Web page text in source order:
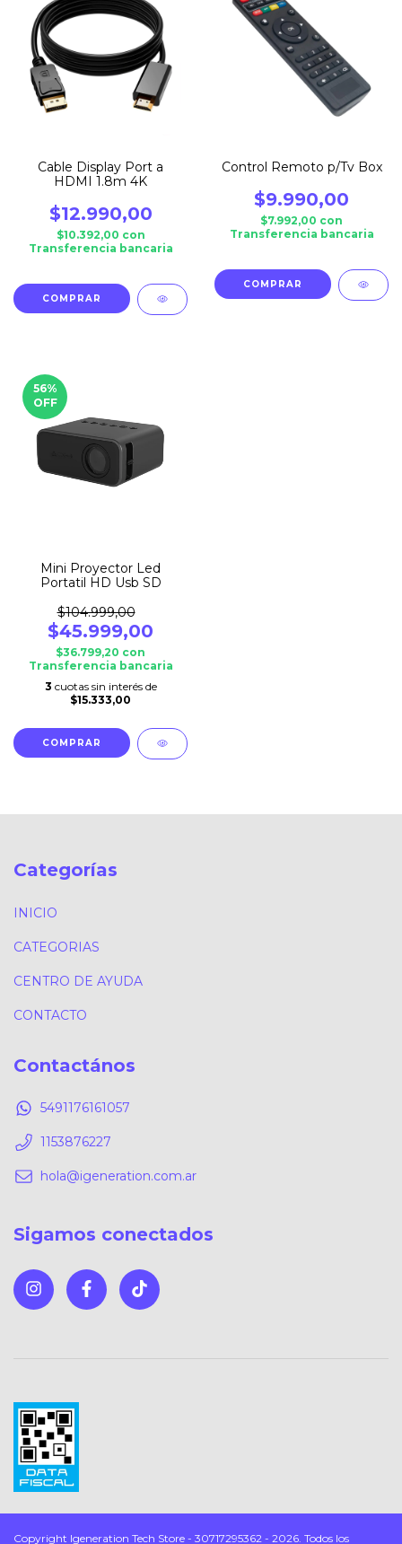
Cable Display Port a
HDMI 1.8m 4K
$12.990,00
$10.392,00 con
Transferencia bancaria
Control Remoto p/Tv Box
$9.990,00
$7.992,00 con
Transferencia bancaria
56%
OFF
Mini Proyector Led
Portatil HD Usb SD
$104.999,00
$45.999,00
$36.799,20 con
Transferencia bancaria
3 cuotas sin interés de
$15.333,00
Categorías
INICIO
CATEGORIAS
CENTRO DE AYUDA
CONTACTO
Contactános
5491176161057
1153876227
hola@igeneration.com.ar
Sigamos conectados
Copyright Igeneration Tech Store - 30717295362 - 2026. Todos los